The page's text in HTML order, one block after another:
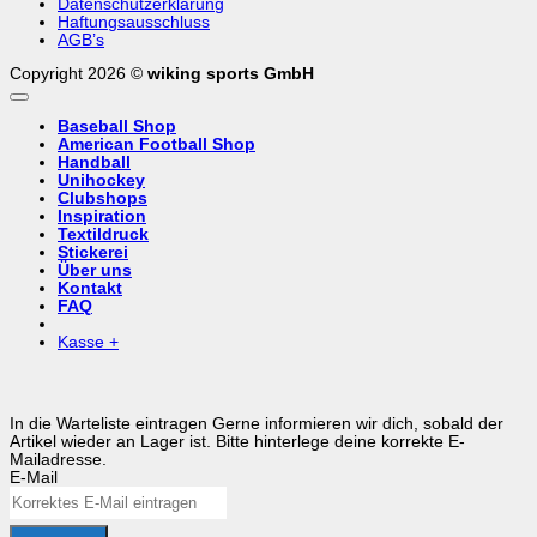
Datenschutzerklärung
Haftungsausschluss
AGB’s
Copyright 2026 © wiking sports GmbH
Baseball Shop
American Football Shop
Handball
Unihockey
Clubshops
Inspiration
Textildruck
Stickerei
Über uns
Kontakt
FAQ
Kasse +
In die Warteliste eintragen Gerne informieren wir dich, sobald der
Artikel wieder an Lager ist. Bitte hinterlege deine korrekte E-
Mailadresse.
E-Mail